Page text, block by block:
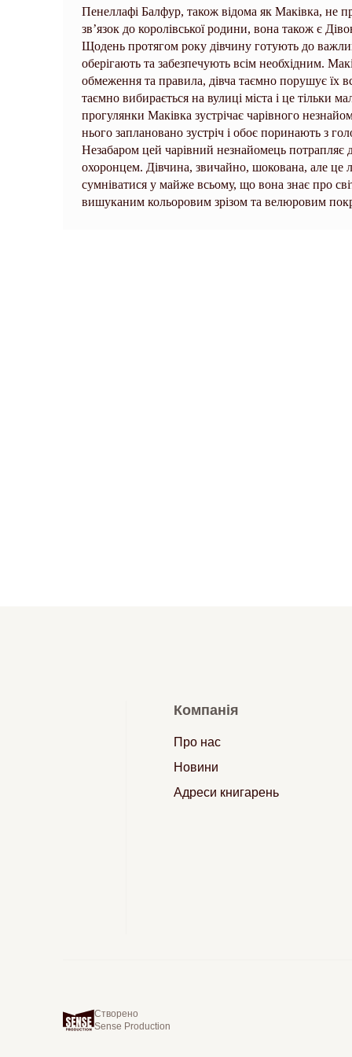
Пенеллафі Балфур, також відома як Маківка, не
зв’язок до королівської родини, вона також є
Щодень протягом року дівчину готують до
оберігають та забезпечують всім необхідним.
обмеження та правила, дівча таємно порушує їх
таємно вибирається на вулиці міста і це тільки
прогулянки Маківка зустрічає чарівного
нього заплановано зустріч і обоє поринають з
Незабаром цей чарівний незнайомець потрапляє
охоронцем. Дівчина, звичайно, шокована, але це
сумніватися у майже всьому, що вона знає про
вишуканим кольоровим зрізом та велюровим
Компанія
Про нас
Новини
Адреси книгарень
Створено
Sense Production